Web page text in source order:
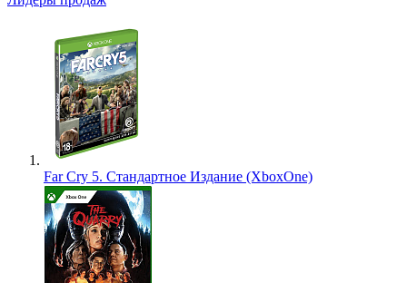
Far Cry 5. Стандартное Издание (XboxOne)